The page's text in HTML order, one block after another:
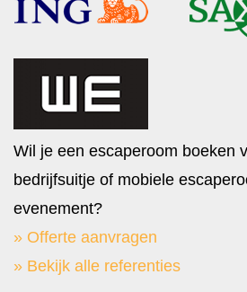
Wil je een escaperoom boeken
bedrijfsuitje of mobiele
evenement?
» Offerte aanvragen
» Bekijk alle referenties